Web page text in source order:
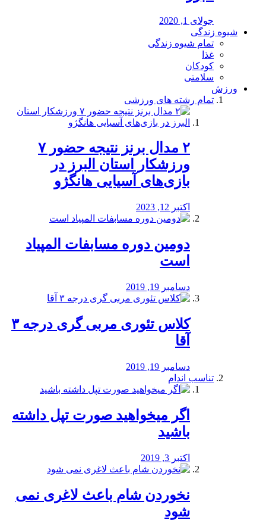
جولای 1, 2020
شیوه زندگی
تمام شیوه زندگی
غذا
کودکان
سلامتی
ورزش
تمام رشته های ورزشی
۲ مدال برنز نتیجه حضور ۷
ورزشکار استان البرز در
بازی‌های آسیایی هانگژو
اکتبر 12, 2023
دومین دوره مسابفات المپیاد
است
دسامبر 19, 2019
کلاس تئوری مربی گری درجه ۳
آقا
دسامبر 19, 2019
تناسب اندام
اگر میخواهید صورت تپل داشته
باشید
اکتبر 3, 2019
نخوردن شام باعث لاغری نمی
‌شود